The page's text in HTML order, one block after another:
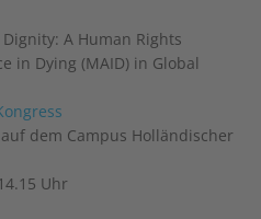
A Human Rights
in Dying (MAID) in Global
dem Campus Holländischer
Uhr